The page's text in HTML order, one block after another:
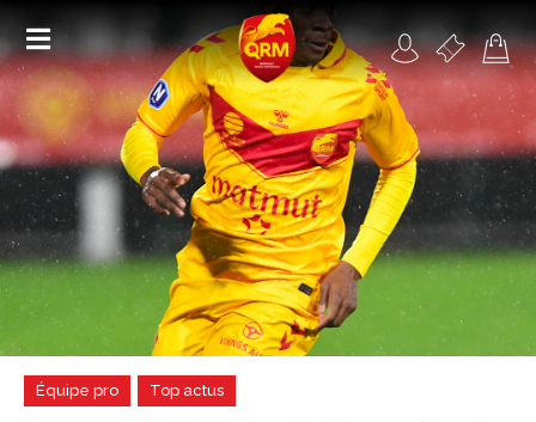
Académie
Féminines
Organisme de formation
Contact
Équipe pro Top actus